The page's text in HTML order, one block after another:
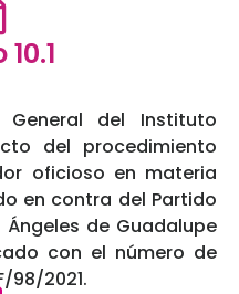
General del Instituto
del procedimiento
oficioso en materia
en contra del Partido
de Guadalupe
con el número de
98/2021.